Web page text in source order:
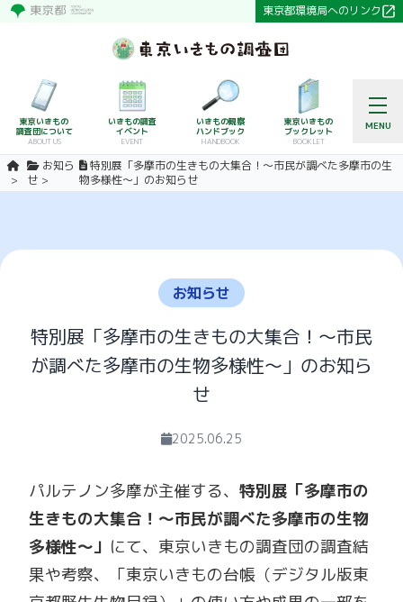
東京都環境局へのリンク
MENU
東京いきもの
調査団について
ABOUT US
いきもの調査
イベント
EVENT
いきもの観察
ハンドブック
HANDBOOK
東京いきもの
ブックレット
BOOKLET
お知ら
せ
特別展「多摩市の生きもの大集合！～市民が調べた多摩市の生
物多様性～」のお知らせ
お知らせ
特別展「多摩市の生きもの大集合！～市民
が調べた多摩市の生物多様性～」のお知ら
せ
2025.06.25
パルテノン多摩が主催する、 特別展「多摩市の
生きもの大集合！～市民が調べた多摩市の生物
多様性～」 にて、東京いきもの調査団の調査結
果や考察、「東京いきもの台帳（デジタル版東